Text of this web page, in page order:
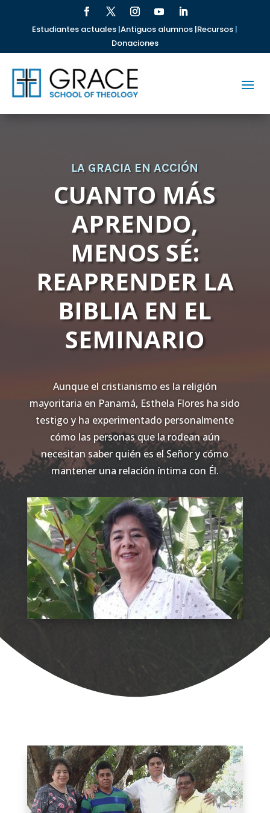
Estudiantes actuales |Antiguos alumnos |Recursos |
Donaciones
LA GRACIA EN ACCIÓN
CUANTO MÁS
APRENDO,
MENOS SÉ:
REAPRENDER LA
BIBLIA EN EL
SEMINARIO
Aunque el cristianismo es la religión
mayoritaria en Panamá, Esthela Flores ha sido
testigo y ha experimentado personalmente
cómo las personas que la rodean aún
necesitan saber quién es el Señor y cómo
mantener una relación íntima con Él.